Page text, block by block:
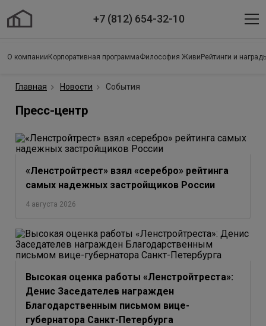
+7 (812) 654-32-10
О компании Корпоративная программаФилософия Живи Рейтинги и
Главная Новости События
Пресс-центр
«Ленстройтрест» взял «серебро» рейтинга
самых надежных застройщиков России
4 августа 2026
Высокая оценка работы «Ленстройтреста»:
Денис Заседателев награжден
Благодарственным письмом вице-
губернатора Санкт-Петербурга